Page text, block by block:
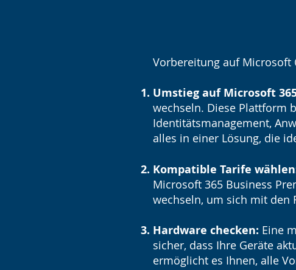
Vorbereitung auf Microsoft
Umstieg auf Microsoft
wechseln. Diese Plattform
Identitätsmanagement,
alles in einer Lösung, die
Kompatible Tarife
Microsoft 365 Business
wechseln, um sich mit den
Hardware checken: Eine
sicher, dass Ihre Geräte
ermöglicht es Ihnen, alle